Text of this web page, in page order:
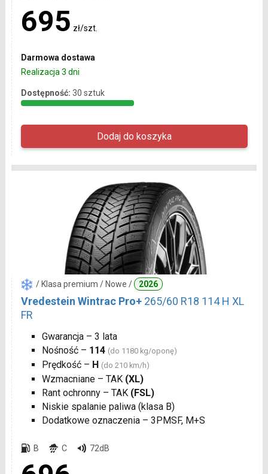
695 zł/szt.
Darmowa dostawa
Realizacja 3 dni
Dostępność: 30 sztuk
/ Klasa premium / Nowe / 2026
Vredestein Wintrac Pro+ 265/60 R18 114 H XL
FR
Gwarancja – 3 lata
Nośność – 114 (do 1180 kg/oponę)
Prędkość – H (do 210 km/h)
Wzmacniane – TAK (XL)
Rant ochronny – TAK (FSL)
Niskie spalanie paliwa (klasa B)
Dodatkowe oznaczenia – 3PMSF, M+S
B C 72dB